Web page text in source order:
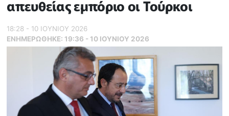
απευθείας εμπόριο οι Τούρκοι
18:28 - 10 ΙΟΥΝΙΟΥ 2026
ΕΝΗΜΕΡΏΘΗΚΕ: 19:36 - 10 ΙΟΥΝΙΟΥ 2026